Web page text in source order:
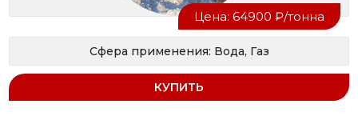
Цена: 64900 ₽/тонна
Сфера применения: Вода, Газ
КУПИТЬ